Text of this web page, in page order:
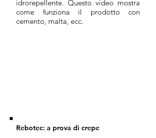
idrorepellente. Questo video mostra
come funziona il prodotto con
cemento, malta, ecc.
Rebotec: a prova di crepe